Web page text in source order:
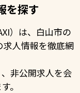
を探す
）は、白山市の
人情報を徹底網
非公開求人を会
。